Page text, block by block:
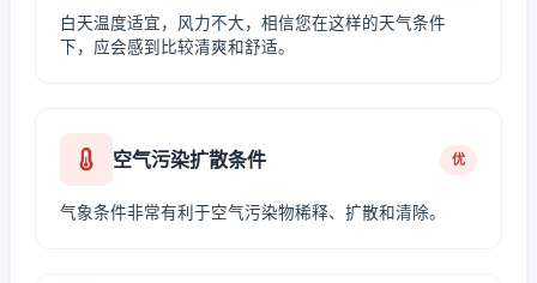
白天温度适宜，风力不大，相信您在这样的天气条件
下，应会感到比较清爽和舒适。
空气污染扩散条件 优
气象条件非常有利于空气污染物稀释、扩散和清除。